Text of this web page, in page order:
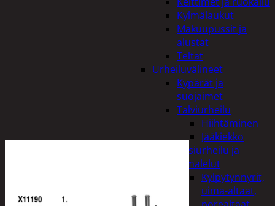
Kylmälaukut
Makuupussit ja
alustat
Teltat
Urheiluvälineet
Kypärät ja
suojaimet
Talviurheilu
Hiihtäminen
Jääkiekko
Vesiurheilu ja
uimalelut
Kylpytynnyrit,
uima-altaat,